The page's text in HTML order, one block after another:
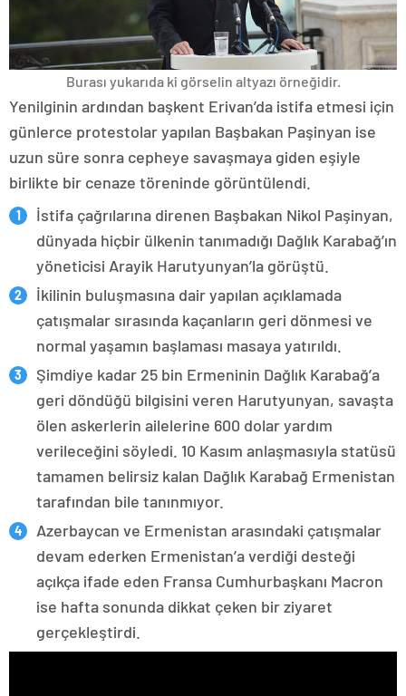
Burası yukarıda ki görselin altyazı örneğidir.
Yenilginin ardından başkent Erivan’da istifa etmesi için
günlerce protestolar yapılan Başbakan Paşinyan ise
uzun süre sonra cepheye savaşmaya giden eşiyle
birlikte bir cenaze töreninde görüntülendi.
İstifa çağrılarına direnen Başbakan Nikol Paşinyan,
dünyada hiçbir ülkenin tanımadığı Dağlık Karabağ’ın
yöneticisi Arayik Harutyunyan’la görüştü.
İkilinin buluşmasına dair yapılan açıklamada
çatışmalar sırasında kaçanların geri dönmesi ve
normal yaşamın başlaması masaya yatırıldı.
Şimdiye kadar 25 bin Ermeninin Dağlık Karabağ’a
geri döndüğü bilgisini veren Harutyunyan, savaşta
ölen askerlerin ailelerine 600 dolar yardım
verileceğini söyledi. 10 Kasım anlaşmasıyla statüsü
tamamen belirsiz kalan Dağlık Karabağ Ermenistan
tarafından bile tanınmıyor.
Azerbaycan ve Ermenistan arasındaki çatışmalar
devam ederken Ermenistan’a verdiği desteği
açıkça ifade eden Fransa Cumhurbaşkanı Macron
ise hafta sonunda dikkat çeken bir ziyaret
gerçekleştirdi.